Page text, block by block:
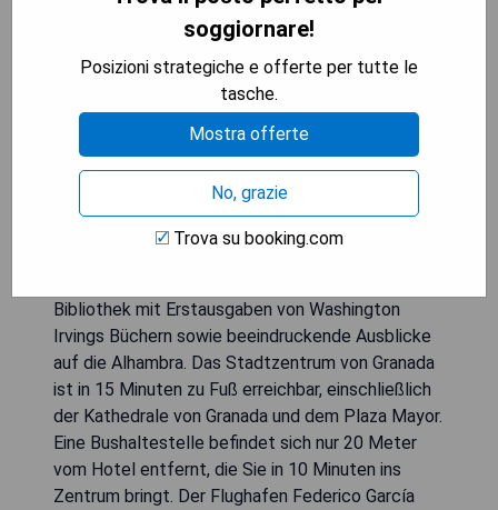
Das Hotel Áurea Washington Irving der Eurostars
Hotel Company liegt nur 400 Meter von der
Alhambra entfernt und bietet einen Außenpool
sowie eine Sonnenterrasse. Kostenloses WLAN
steht im gesamten Haus zur Verfügung. In einer
10-minütigen Gehminute erreichen Sie zahlreiche
Geschäfte und Restaurants. Die einzigartige
Ausstattung des Hotels ist vom Autor
Washington Irving inspiriert, und jedes luxuriöse
Bibliothek mit Erstausgaben von Washington
Irvings Büchern sowie beeindruckende Ausblicke
auf die Alhambra. Das Stadtzentrum von Granada
ist in 15 Minuten zu Fuß erreichbar, einschließlich
der Kathedrale von Granada und dem Plaza Mayor.
Eine Bushaltestelle befindet sich nur 20 Meter
vom Hotel entfernt, die Sie in 10 Minuten ins
Zentrum bringt. Der Flughafen Federico García
soggiornare!
Posizioni strategiche e offerte per tutte le
tasche.
Mostra offerte
No, grazie
Trova su booking.com